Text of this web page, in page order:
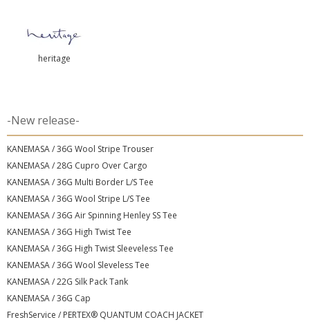
heritage
-New release-
KANEMASA / 36G Wool Stripe Trouser
KANEMASA / 28G Cupro Over Cargo
KANEMASA / 36G Multi Border L/S Tee
KANEMASA / 36G Wool Stripe L/S Tee
KANEMASA / 36G Air Spinning Henley SS Tee
KANEMASA / 36G High Twist Tee
KANEMASA / 36G High Twist Sleeveless Tee
KANEMASA / 36G Wool Sleveless Tee
KANEMASA / 22G Silk Pack Tank
KANEMASA / 36G Cap
FreshService / PERTEX® QUANTUM COACH JACKET